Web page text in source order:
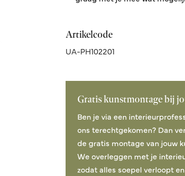
Artikelcode
UA-PH102201
Gratis kunstmontage bij
Ben je via een
ons terechtgekomen? Dan
de gratis montage van jouw
We overleggen met je
zodat alles soepel verloopt